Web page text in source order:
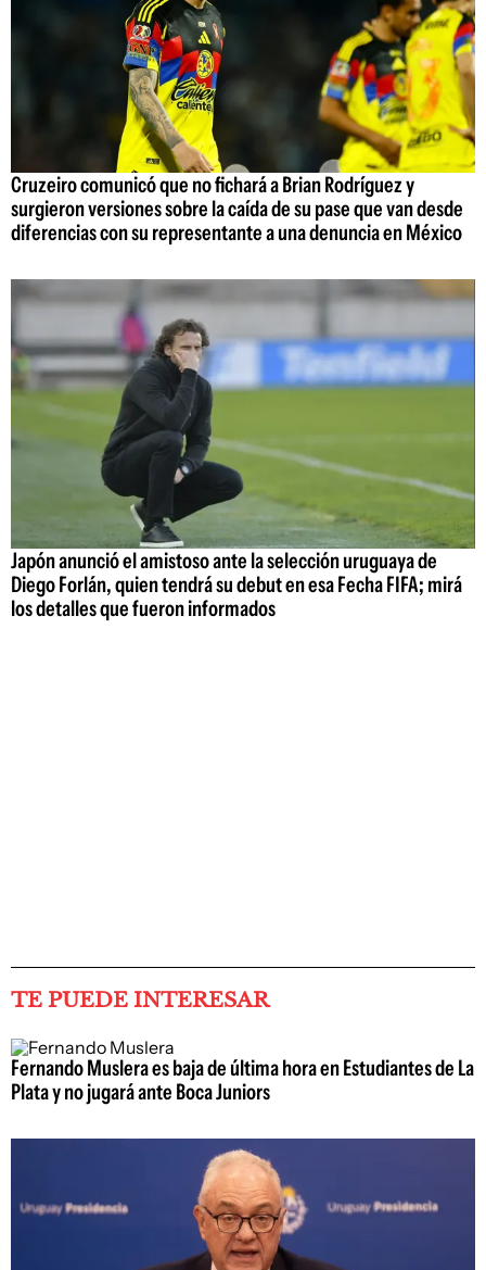
Cruzeiro comunicó que no fichará a Brian Rodríguez y
surgieron versiones sobre la caída de su pase que van desde
diferencias con su representante a una denuncia en México
Japón anunció el amistoso ante la selección uruguaya de
Diego Forlán, quien tendrá su debut en esa Fecha FIFA; mirá
los detalles que fueron informados
TE PUEDE INTERESAR
Fernando Muslera es baja de última hora en Estudiantes de La
Plata y no jugará ante Boca Juniors